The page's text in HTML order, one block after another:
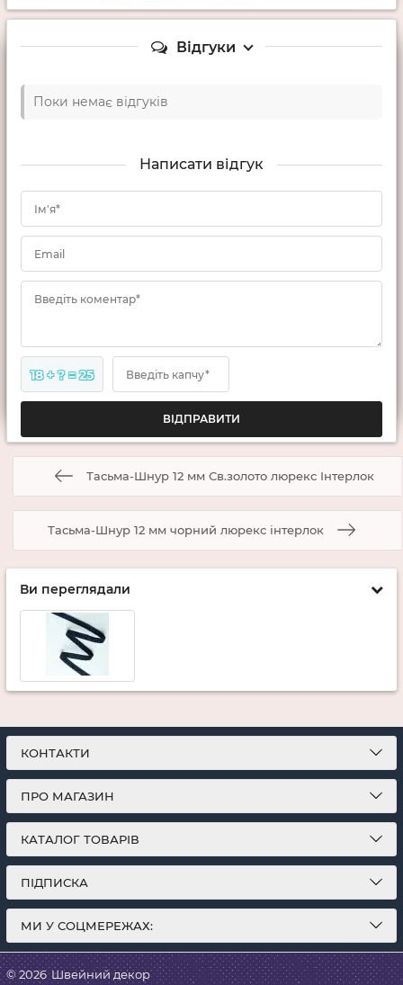
Відгуки
Поки немає відгуків
Написати відгук
Ім'я*
Email
Введіть коментар*
18 + ? = 25 Введіть капчу*
Тасьма-Шнур 12 мм Св.золото люрекс Інтерлок
Тасьма-Шнур 12 мм чорний люрекс інтерлок
Ви переглядали
КОНТАКТИ
ПРО МАГАЗИН
КАТАЛОГ ТОВАРІВ
ПІДПИСКА
МИ У СОЦМЕРЕЖАХ:
© 2026 Швейний декор